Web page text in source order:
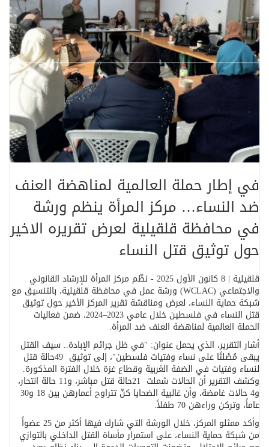
في إطار حملة العالمية لمناهضة العنف
ضد النساء… مركز المرأة ينظم ورشة
في محافظة قلقيلية لعرض تقريره الاخير
حول توثيق قتل النساء
قلقيلية | 8 كانون الأول 2025 - نظّم مركز المرأة للإرشاد القانوني
والاجتماعي (WCLAC) ورشة عمل في محافظة قلقيلية، بالتنسيق مع
شبكة حماية النساء، لعرض ومناقشة تقرير المركز الأخير حول توثيق
قتل النساء في فلسطين خلال عامي 2023–2024، ضمن فعاليات
الحملة العالمية لمناهضة العنف ضد المرأة.
أشار التقرير، الذي يحمل عنوان: "في ظل جرائم الإبادة.. سيف القتل
يبقى مُصْلتًا على نساء وفتيات فلسطين"، إلى توثيق 49حالة قتل
لنساء وفتيات في الضفة الغربية وقطاع غزة خلال الفترة المذكورة.
وكشف التقرير أن الحالات شملت 21 حالة قتل مباشر، و11 حالة انتحار،
و4 حالات غامضة، وأن غالبية الضحايا كنّ تتراوح أعمارهن بين 18 و30
عاماً، وتركن وراءهن 70 طفلاً
.
وأكد ممثلو المركز، خلال الورشة التي شارك فيها أكثر من 25 عضواً
من شبكة حماية النساء، على استمرار مأساة القتل الداخلي بالتوازي